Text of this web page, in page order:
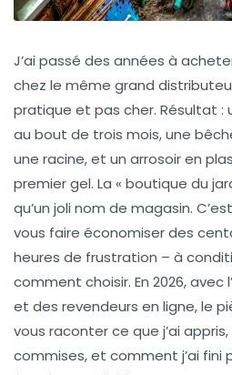
J’ai passé des années à
chez le même grand
pratique et pas cher. Résultat :
au bout de trois mois, une
une racine, et un arrosoir en
premier gel. La « boutique du
qu’un joli nom de magasin.
vous faire économiser des
heures de frustration – à
comment choisir. En 2026, avec
et des revendeurs en ligne, le
vous raconter ce que j’ai appris,
commises, et comment j’ai fini